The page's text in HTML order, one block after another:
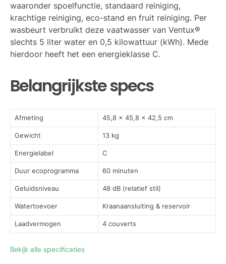
waaronder spoelfunctie, standaard reiniging,
krachtige reiniging, eco-stand en fruit reiniging. Per
wasbeurt verbruikt deze vaatwasser van Ventux®
slechts 5 liter water en 0,5 kilowattuur (kWh). Mede
hierdoor heeft het een energieklasse C.
Belangrijkste specs
Afmeting 45,8 x 45,8 x 42,5 cm
Gewicht 13 kg
Energielabel C
Duur ecoprogramma 60 minuten
Geluidsniveau 48 dB (relatief stil)
Watertoevoer Kraanaansluiting & reservoir
Laadvermogen 4 couverts
Bekijk alle specificaties